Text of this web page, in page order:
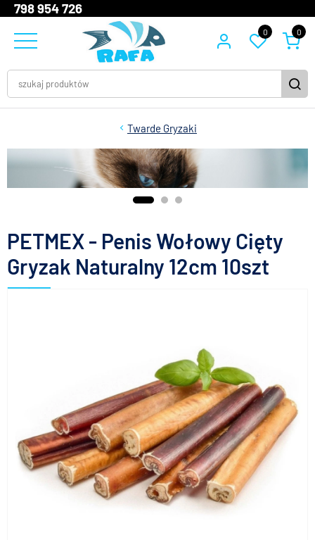
798 954 726
0 0
Twarde Gryzaki
PETMEX - Penis Wołowy Cięty
Gryzak Naturalny 12cm 10szt